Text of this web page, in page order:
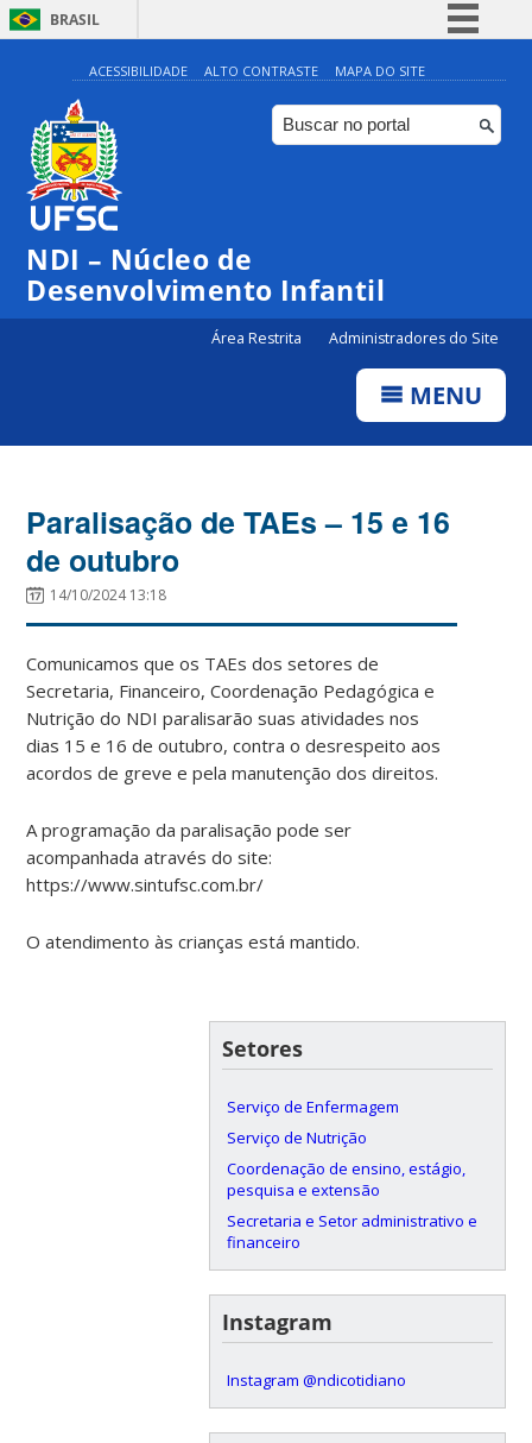
BRASIL
Simplifique!
Comunica BR
Participe
ACESSIBILIDADE ALTO CONTRASTE MAPA DO SITE
NDI – Núcleo de
Desenvolvimento Infantil
Área Restrita Administradores do Site
MENU
Paralisação de TAEs – 15 e 16
de outubro
14/10/2024 13:18
Comunicamos que os TAEs dos setores de
Secretaria, Financeiro, Coordenação Pedagógica e
Nutrição do NDI paralisarão suas atividades nos
dias 15 e 16 de outubro, contra o desrespeito aos
acordos de greve e pela manutenção dos direitos.
A programação da paralisação pode ser
acompanhada através do site:
https://www.sintufsc.com.br/
O atendimento às crianças está mantido.
Setores
Serviço de Enfermagem
Serviço de Nutrição
Coordenação de ensino, estágio,
pesquisa e extensão
Secretaria e Setor administrativo e
financeiro
Instagram
Instagram @ndicotidiano